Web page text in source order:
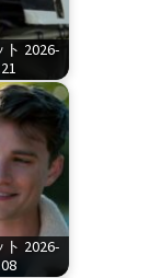
2026-
2026-